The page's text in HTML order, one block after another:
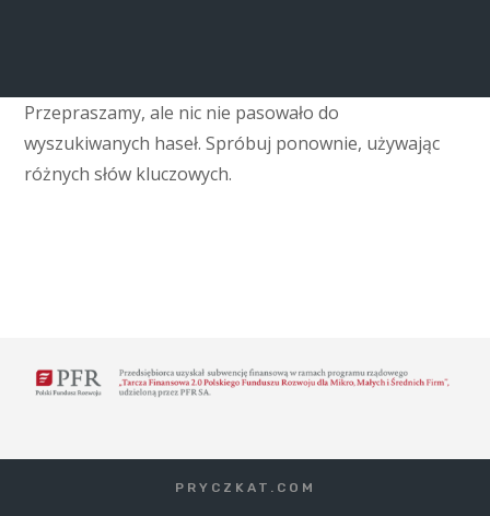
Przepraszamy, ale nic nie pasowało do
wyszukiwanych haseł. Spróbuj ponownie, używając
różnych słów kluczowych.
PRYCZKAT.COM